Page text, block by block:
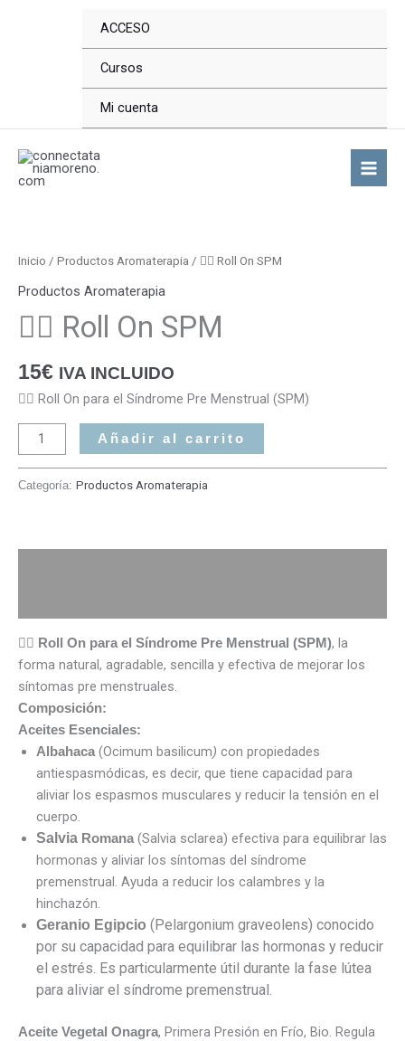
ACCESO
Cursos
Mi cuenta
Inicio / Productos Aromaterapia / 🦸‍♀️ Roll On SPM
Productos Aromaterapia
🦸‍♀️ Roll On SPM
15€ IVA INCLUIDO
🦸‍♀️ Roll On para el Síndrome Pre Menstrual (SPM)
On
cantidad
Añadir al carrito
Categoría: Productos Aromaterapia
🦸‍♀️ Roll On para el Síndrome Pre Menstrual (SPM), la
forma natural, agradable, sencilla y efectiva de mejorar los
síntomas pre menstruales.
Composición:
Aceites Esenciales:
Albahaca(Ocimum basilicum) con propiedades
antiespasmódicas, es decir, que tiene capacidad para
aliviar los espasmos musculares y reducir la tensión en el
cuerpo.
Salvia Romana(Salvia sclarea) efectiva para equilibrar las
hormonas y aliviar los síntomas del síndrome
premenstrual. Ayuda a reducir los calambres y la
hinchazón.
Geranio Egipcio (Pelargonium graveolens) conocido
por su capacidad para equilibrar las hormonas y reducir
el estrés. Es particularmente útil durante la fase lútea
para aliviar el síndrome premenstrual.
Aceite Vegetal Onagra, Primera Presión en Frío, Bio. Regula